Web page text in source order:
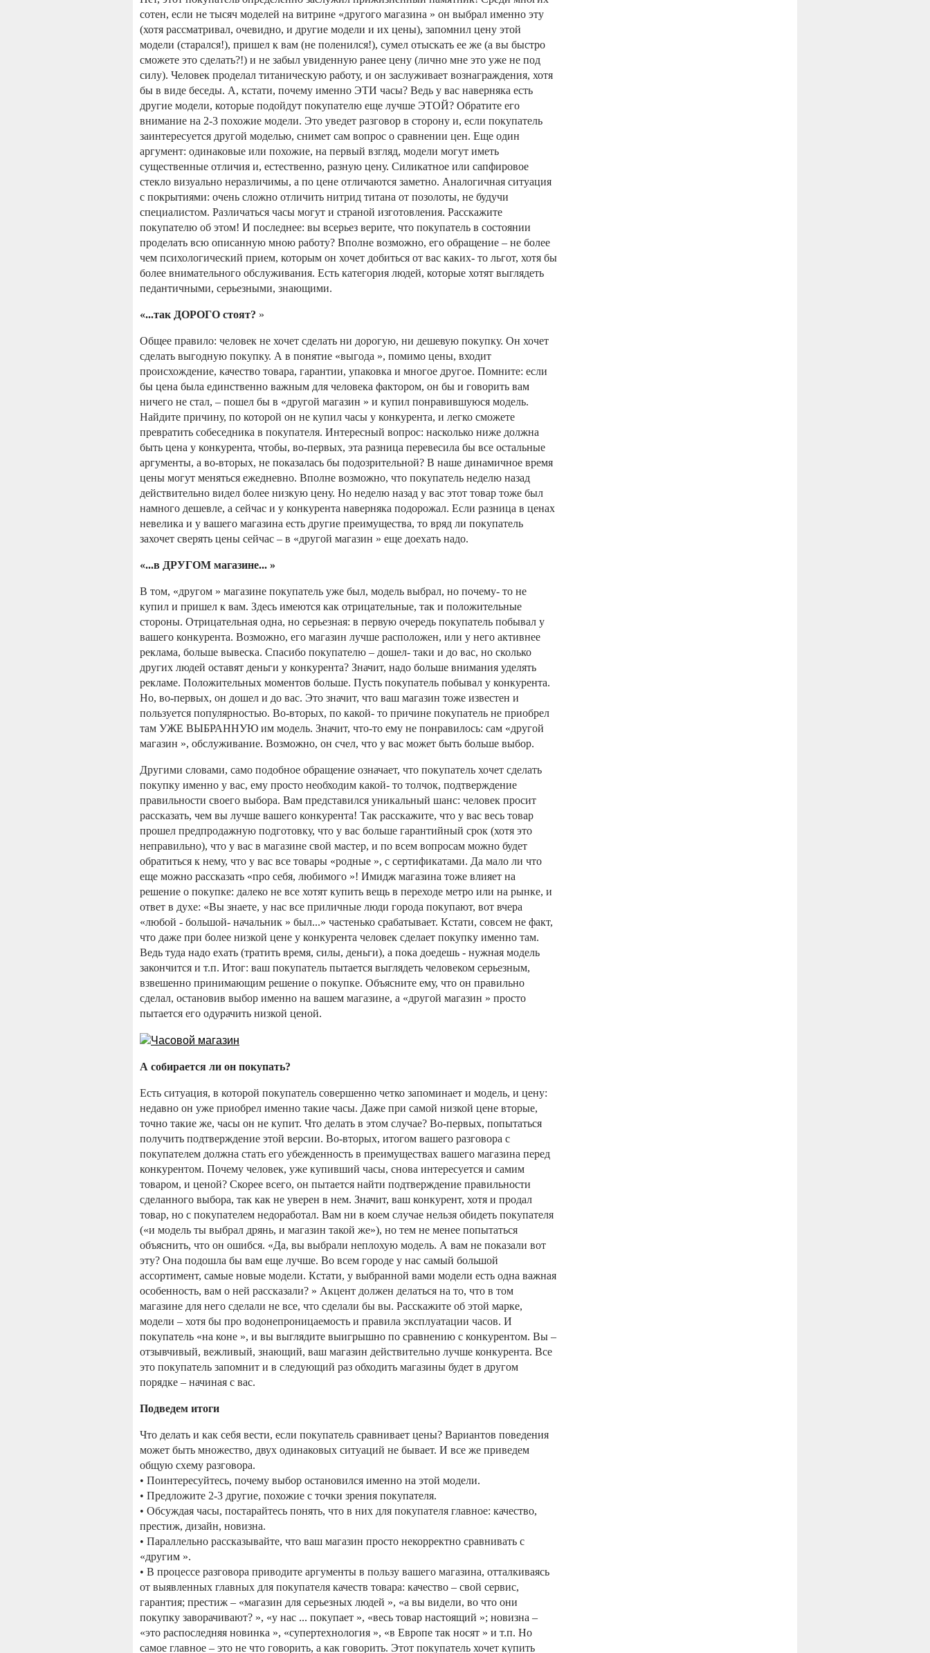
сотен, если не тысяч моделей на витрине «другого магазина » он выбрал именно эту
(хотя рассматривал, очевидно, и другие модели и их цены), запомнил цену этой
модели (старался!), пришел к вам (не поленился!), сумел отыскать ее же (а вы быстро
сможете это сделать?!) и не забыл увиденную ранее цену (лично мне это уже не под
силу). Человек проделал титаническую работу, и он заслуживает вознаграждения, хотя
бы в виде беседы. А, кстати, почему именно ЭТИ часы? Ведь у вас наверняка есть
другие модели, которые подойдут покупателю еще лучше ЭТОЙ? Обратите его
внимание на 2-3 похожие модели. Это уведет разговор в сторону и, если покупатель
заинтересуется другой моделью, снимет сам вопрос о сравнении цен. Еще один
аргумент: одинаковые или похожие, на первый взгляд, модели могут иметь
существенные отличия и, естественно, разную цену. Силикатное или сапфировое
стекло визуально неразличимы, а по цене отличаются заметно. Аналогичная ситуация
с покрытиями: очень сложно отличить нитрид титана от позолоты, не будучи
специалистом. Различаться часы могут и страной изготовления. Расскажите
покупателю об этом! И последнее: вы всерьез верите, что покупатель в состоянии
проделать всю описанную мною работу? Вполне возможно, его обращение – не более
чем психологический прием, которым он хочет добиться от вас каких- то льгот, хотя бы
более внимательного обслуживания. Есть категория людей, которые хотят выглядеть
педантичными, серьезными, знающими.
«...так ДОРОГО стоят? »
Общее правило: человек не хочет сделать ни дорогую, ни дешевую покупку. Он хочет
сделать выгодную покупку. А в понятие «выгода », помимо цены, входит
происхождение, качество товара, гарантии, упаковка и многое другое. Помните: если
бы цена была единственно важным для человека фактором, он бы и говорить вам
ничего не стал, – пошел бы в «другой магазин » и купил понравившуюся модель.
Найдите причину, по которой он не купил часы у конкурента, и легко сможете
превратить собеседника в покупателя. Интересный вопрос: насколько ниже должна
быть цена у конкурента, чтобы, во-первых, эта разница перевесила бы все остальные
аргументы, а во-вторых, не показалась бы подозрительной? В наше динамичное время
цены могут меняться ежедневно. Вполне возможно, что покупатель неделю назад
действительно видел более низкую цену. Но неделю назад у вас этот товар тоже был
намного дешевле, а сейчас и у конкурента наверняка подорожал. Если разница в ценах
невелика и у вашего магазина есть другие преимущества, то вряд ли покупатель
захочет сверять цены сейчас – в «другой магазин » еще доехать надо.
«...в ДРУГОМ магазине... »
В том, «другом » магазине покупатель уже был, модель выбрал, но почему- то не
купил и пришел к вам. Здесь имеются как отрицательные, так и положительные
стороны. Отрицательная одна, но серьезная: в первую очередь покупатель побывал у
вашего конкурента. Возможно, его магазин лучше расположен, или у него активнее
реклама, больше вывеска. Спасибо покупателю – дошел- таки и до вас, но сколько
других людей оставят деньги у конкурента? Значит, надо больше внимания уделять
рекламе. Положительных моментов больше. Пусть покупатель побывал у конкурента.
Но, во-первых, он дошел и до вас. Это значит, что ваш магазин тоже известен и
пользуется популярностью. Во-вторых, по какой- то причине покупатель не приобрел
там УЖЕ ВЫБРАННУЮ им модель. Значит, что-то ему не понравилось: сам «другой
магазин », обслуживание. Возможно, он счел, что у вас может быть больше выбор.
Другими словами, само подобное обращение означает, что покупатель хочет сделать
покупку именно у вас, ему просто необходим какой- то толчок, подтверждение
правильности своего выбора. Вам представился уникальный шанс: человек просит
рассказать, чем вы лучше вашего конкурента! Так расскажите, что у вас весь товар
прошел предпродажную подготовку, что у вас больше гарантийный срок (хотя это
неправильно), что у вас в магазине свой мастер, и по всем вопросам можно будет
обратиться к нему, что у вас все товары «родные », с сертификатами. Да мало ли что
еще можно рассказать «про себя, любимого »! Имидж магазина тоже влияет на
решение о покупке: далеко не все хотят купить вещь в переходе метро или на рынке, и
ответ в духе: «Вы знаете, у нас все приличные люди города покупают, вот вчера
«любой - большой- начальник » был...» частенько срабатывает. Кстати, совсем не факт,
что даже при более низкой цене у конкурента человек сделает покупку именно там.
Ведь туда надо ехать (тратить время, силы, деньги), а пока доедешь - нужная модель
закончится и т.п. Итог: ваш покупатель пытается выглядеть человеком серьезным,
взвешенно принимающим решение о покупке. Объясните ему, что он правильно
сделал, остановив выбор именно на вашем магазине, а «другой магазин » просто
пытается его одурачить низкой ценой.
А собирается ли он покупать?
Есть ситуация, в которой покупатель совершенно четко запоминает и модель, и цену:
недавно он уже приобрел именно такие часы. Даже при самой низкой цене вторые,
точно такие же, часы он не купит. Что делать в этом случае? Во-первых, попытаться
получить подтверждение этой версии. Во-вторых, итогом вашего разговора с
покупателем должна стать его убежденность в преимуществах вашего магазина перед
конкурентом. Почему человек, уже купивший часы, снова интересуется и самим
товаром, и ценой? Скорее всего, он пытается найти подтверждение правильности
сделанного выбора, так как не уверен в нем. Значит, ваш конкурент, хотя и продал
товар, но с покупателем недоработал. Вам ни в коем случае нельзя обидеть покупателя
(«и модель ты выбрал дрянь, и магазин такой же»), но тем не менее попытаться
объяснить, что он ошибся. «Да, вы выбрали неплохую модель. А вам не показали вот
эту? Она подошла бы вам еще лучше. Во всем городе у нас самый большой
ассортимент, самые новые модели. Кстати, у выбранной вами модели есть одна важная
особенность, вам о ней рассказали? » Акцент должен делаться на то, что в том
магазине для него сделали не все, что сделали бы вы. Расскажите об этой марке,
модели – хотя бы про водонепроницаемость и правила эксплуатации часов. И
покупатель «на коне », и вы выглядите выигрышно по сравнению с конкурентом. Вы –
отзывчивый, вежливый, знающий, ваш магазин действительно лучше конкурента. Все
это покупатель запомнит и в следующий раз обходить магазины будет в другом
порядке – начиная с вас.
Подведем итоги
Что делать и как себя вести, если покупатель сравнивает цены? Вариантов поведения
может быть множество, двух одинаковых ситуаций не бывает. И все же приведем
общую схему разговора.
• Поинтересуйтесь, почему выбор остановился именно на этой модели.
• Предложите 2-3 другие, похожие с точки зрения покупателя.
• Обсуждая часы, постарайтесь понять, что в них для покупателя главное: качество,
престиж, дизайн, новизна.
• Параллельно рассказывайте, что ваш магазин просто некорректно сравнивать с
«другим ».
• В процессе разговора приводите аргументы в пользу вашего магазина, отталкиваясь
от выявленных главных для покупателя качеств товара: качество – свой сервис,
гарантия; престиж – «магазин для серьезных людей », «а вы видели, во что они
покупку заворачивают? », «у нас ... покупает », «весь товар настоящий »; новизна –
«это распоследняя новинка », «супертехнология », «в Европе так носят » и т.п. Но
самое главное – это не что говорить, а как говорить. Этот покупатель хочет купить